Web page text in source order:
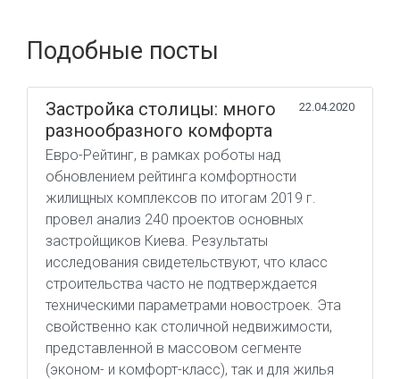
Подобные посты
Застройка столицы: много
разнообразного комфорта
22.04.2020
Евро-Рейтинг, в рамках роботы над
обновлением рейтинга комфортности
жилищных комплексов по итогам 2019 г.
провел анализ 240 проектов основных
застройщиков Киева. Результаты
исследования свидетельствуют, что класс
строительства часто не подтверждается
техническими параметрами новостроек. Эта
свойственно как столичной недвижимости,
представленной в массовом сегменте
(эконом- и комфорт-класс), так и для жилья